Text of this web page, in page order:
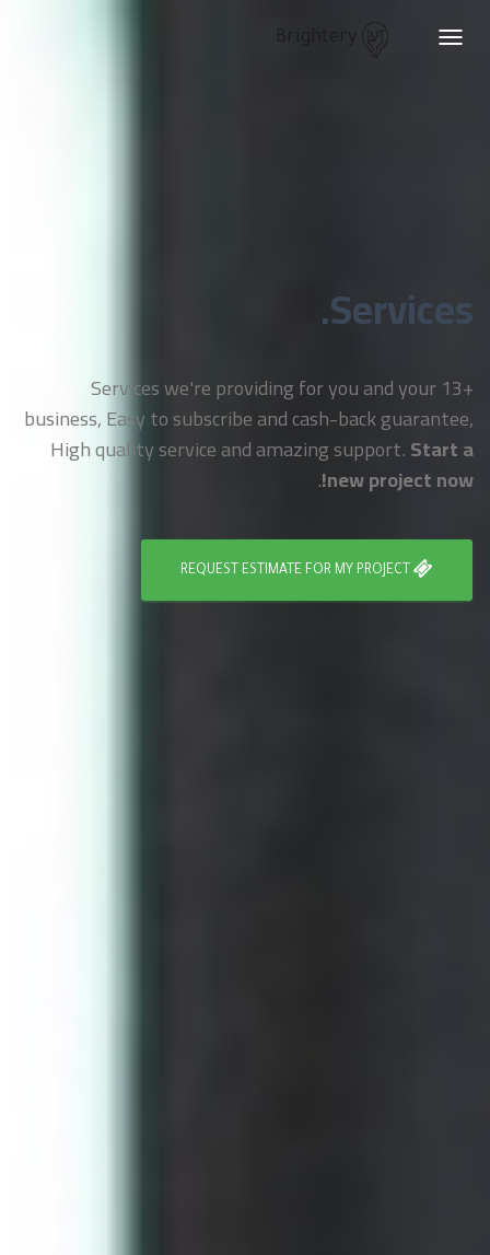
Toggle
Services.
+13 Services we're providing for you and your
business, Easy to subscribe and cash-back guarantee,
High quality service and amazing support.Start a
new project now!
.